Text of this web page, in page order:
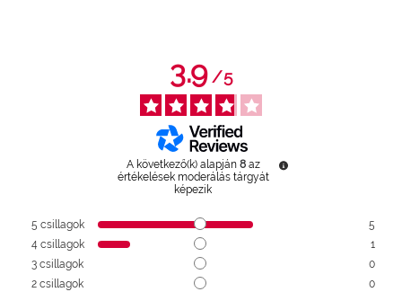
3.9/5
A következő(k) alapján 8 az
értékelések moderálás tárgyát
képezik
5 csillagok
5
4 csillagok
1
3 csillagok
0
2 csillagok
0